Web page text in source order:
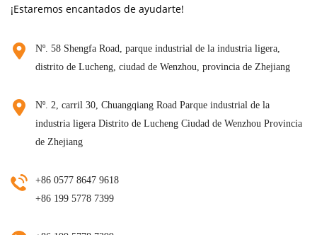
Sustenibilidad
Blogs
Sobre nosotros
¡Estaremos encantados de ayudarte!
Nº. 58 Shengfa Road, parque industrial de la industria ligera,
distrito de Lucheng, ciudad de Wenzhou, provincia de Zhejiang
Nº. 2, carril 30, Chuangqiang Road Parque industrial de la
industria ligera Distrito de Lucheng Ciudad de Wenzhou Provincia
de Zhejiang
+86 0577 8647 9618
+86 199 5778 7399